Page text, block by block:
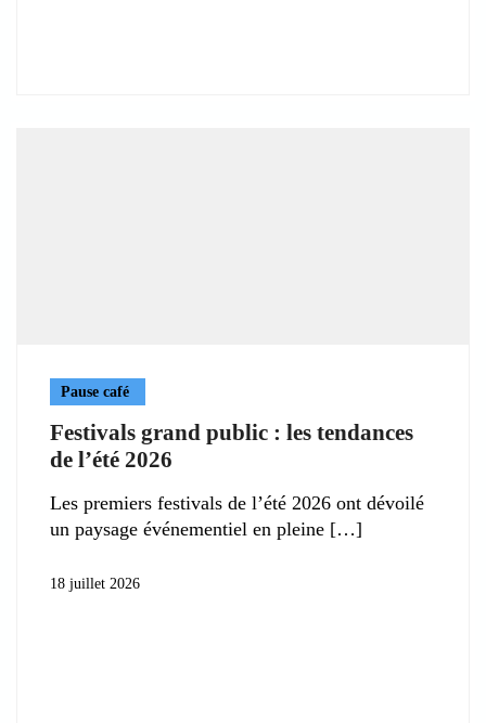
Pause café
Festivals grand public : les tendances
de l’été 2026
Les premiers festivals de l’été 2026 ont dévoilé
un paysage événementiel en pleine
18 juillet 2026